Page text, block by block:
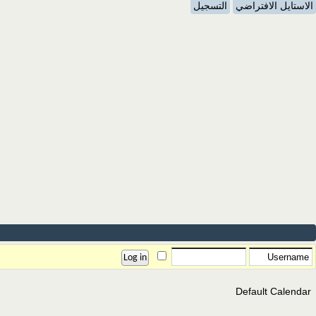
الاستايل الافتراضي
التسجيل
Default Calendar